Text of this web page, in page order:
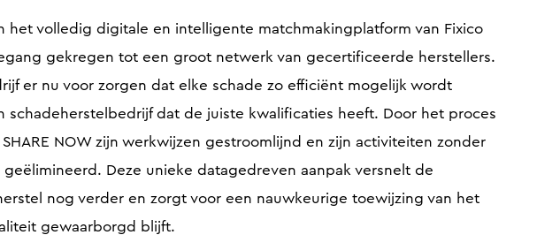
het volledig digitale en intelligente matchmakingplatform van Fixico
gekregen tot een groot netwerk van gecertificeerde herstellers.
er nu voor zorgen dat elke schade zo efficiënt mogelijk wordt
schadeherstelbedrijf dat de juiste kwalificaties heeft. Door het proces
NOW zijn werkwijzen gestroomlijnd en zijn activiteiten zonder
Deze unieke datagedreven aanpak versnelt de
nog verder en zorgt voor een nauwkeurige toewijzing van het
gewaarborgd blijft.